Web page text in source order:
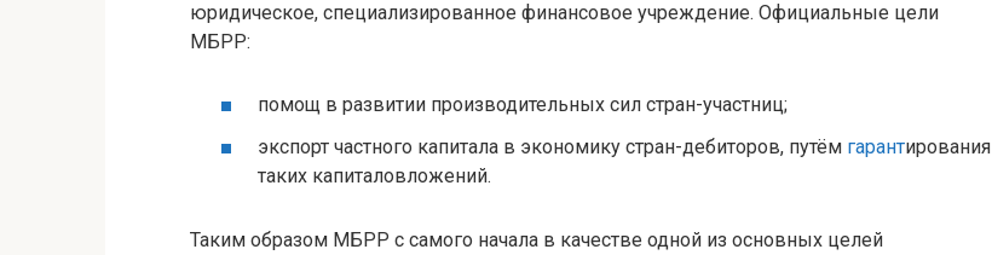
юридическое, специализированное финансовое учреждение. Официальные цели
МБРР:
помощ в развитии производительных сил стран-участниц;
экспорт частного капитала в экономику стран-дебиторов, путём гарантирования
таких капиталовложений.
Таким образом МБРР с самого начала в качестве одной из основных целей